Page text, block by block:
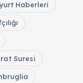
Haberleri
Suresi